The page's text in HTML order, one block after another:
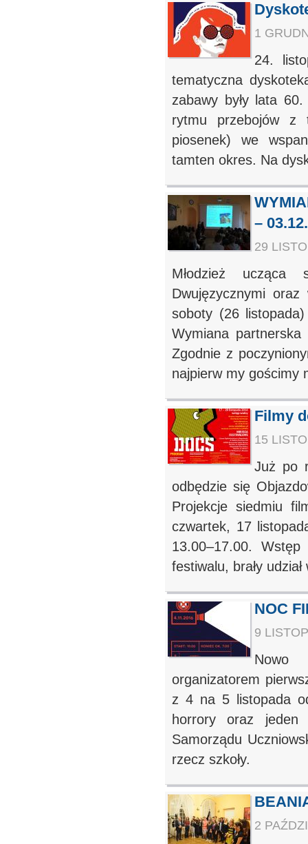
1
24.
tematyczna
zabawy były lata
rytmu przebojów z
piosenek) we
tamten okres. Na
–
29
Młodzież ucząca
Dwujęzycznymi
soboty (26
Wymiana
Zgodnie z
najpierw my gościmy
Filmy
15
Już po
odbędzie się
Projekcje siedmiu
czwartek, 17
13.00–17.00.
festiwalu, brały
NOC
9
Nowo
organizatorem
z 4 na 5 listopada
horrory oraz jeden
Samorządu
rzecz szkoły.
2